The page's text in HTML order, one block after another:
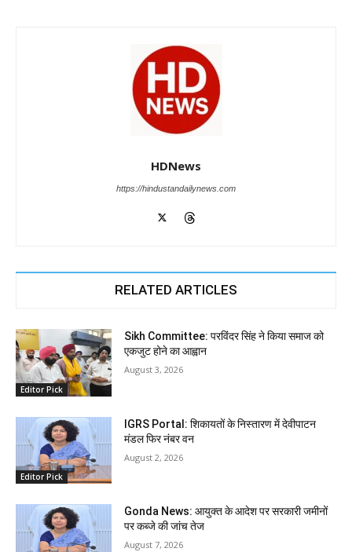
HDNews
https://hindustandailynews.com
RELATED ARTICLES
Editor Pick
Sikh Committee: परविंदर सिंह ने किया समाज को
एकजुट होने का आह्वान
August 3, 2026
Editor Pick
IGRS Portal: शिकायतों के निस्तारण में देवीपाटन
मंडल फिर नंबर वन
August 2, 2026
Gonda News: आयुक्त के आदेश पर सरकारी जमीनों
पर कब्जे की जांच तेज
August 7, 2026